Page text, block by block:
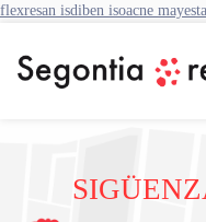
flexresan isdiben isoacne